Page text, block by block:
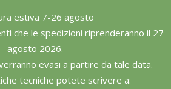
estiva 7-26 agosto
che le spedizioni riprenderanno il 27
agosto 2026.
evasi a partire da tale data.
tecniche potete scrivere a: